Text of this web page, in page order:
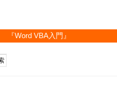
『Word VBA入門』